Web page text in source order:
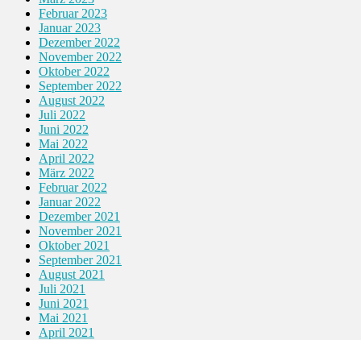
Februar 2023
Januar 2023
Dezember 2022
November 2022
Oktober 2022
September 2022
August 2022
Juli 2022
Juni 2022
Mai 2022
April 2022
März 2022
Februar 2022
Januar 2022
Dezember 2021
November 2021
Oktober 2021
September 2021
August 2021
Juli 2021
Juni 2021
Mai 2021
April 2021